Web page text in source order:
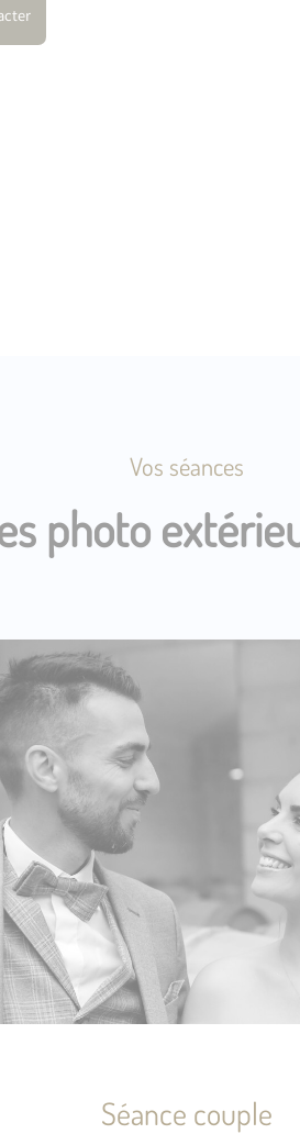
Vos séances
photo
Séance couple